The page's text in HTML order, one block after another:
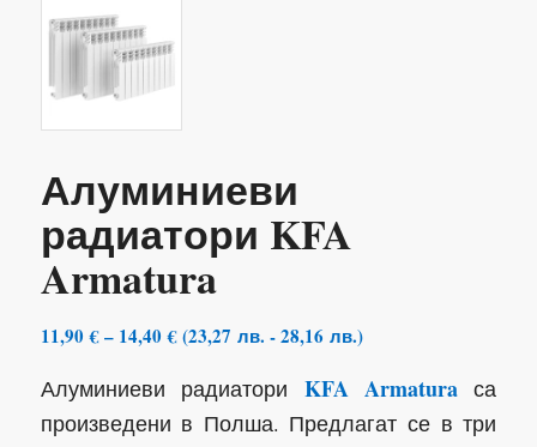
Алуминиеви
радиатори KFA
Armatura
11,90€ – 14,40€Price
11,90 €
through
(23,27 лв. -28,16 лв.)
Алуминиеви радиатори KFA Armaturaса
произведени в Полша. Предлагат се в три